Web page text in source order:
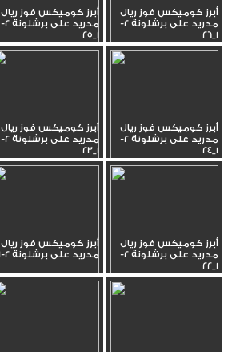
أبرز كوميكس فوز ريال
مدريد على برشلونة 2-
1_26
أبرز كوميكس فوز ريال
مدريد على برشلونة 2-
1_25
أبرز كوميكس فوز ريال
مدريد على برشلونة 2-
1_24
أبرز كوميكس فوز ريال
مدريد على برشلونة 2-
1_23
أبرز كوميكس فوز ريال
مدريد على برشلونة 2-
1_22
أبرز كوميكس فوز ريال
مدريد على برشلونة 2-1_21